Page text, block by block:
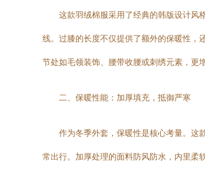
这款羽绒棉服采用了经典的韩版设计风
线。过膝的长度不仅提供了额外的保暖性，
节处如毛领装饰、腰带收腰或刺绣元素，更
二、保暖性能：加厚填充，抵御严寒
作为冬季外套，保暖性是核心考量。这
常出行。加厚处理的面料防风防水，内里柔